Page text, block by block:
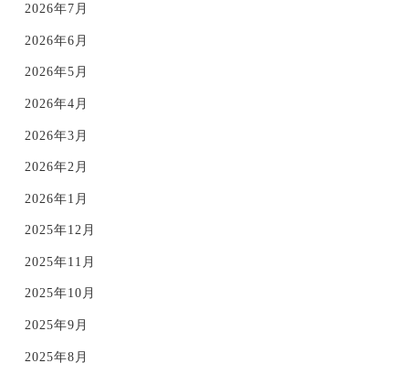
2026年7月
2026年6月
2026年5月
2026年4月
2026年3月
2026年2月
2026年1月
2025年12月
2025年11月
2025年10月
2025年9月
2025年8月